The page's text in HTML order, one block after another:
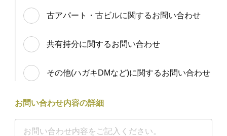
古アパート・古ビルに関するお問い合わせ
共有持分に関するお問い合わせ
その他(ハガキDMなど)に関するお問い合わせ
お問い合わせ内容の詳細